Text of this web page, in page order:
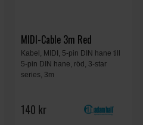
MIDI-Cable 3m Red
Kabel, MIDI, 5-pin DIN hane till
5-pin DIN hane, röd, 3-star
series, 3m
140 kr